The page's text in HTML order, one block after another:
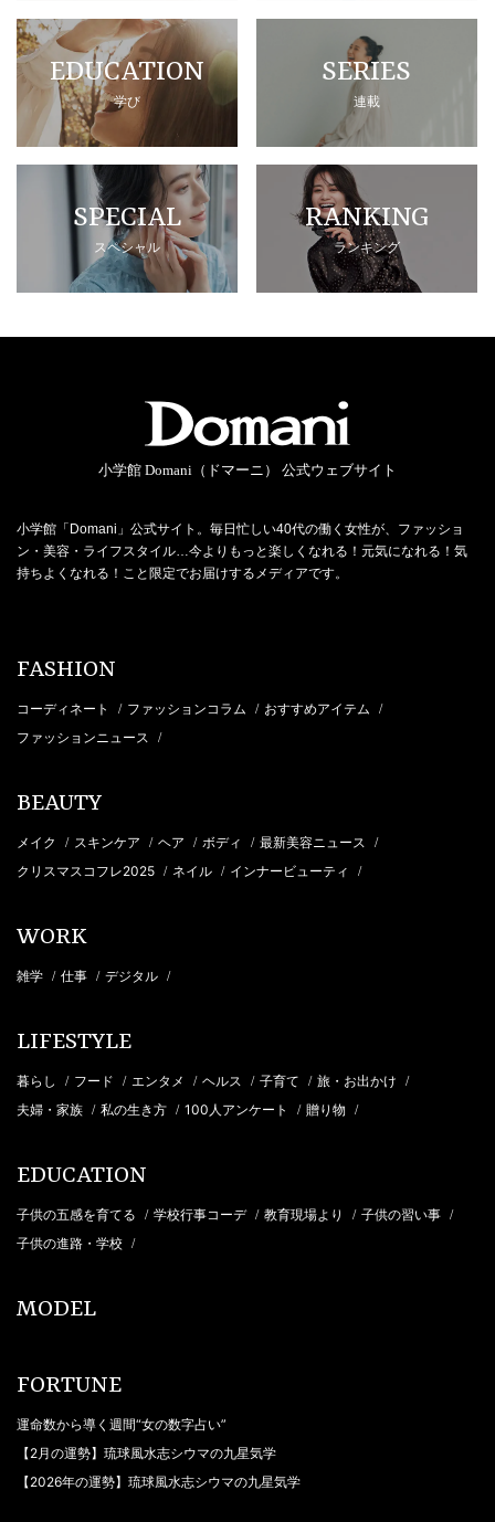
EDUCATION
学び
SERIES
連載
SPECIAL
スペシャル
RANKING
ランキング
小学館 Domani（ドマーニ） 公式ウェブサイト
小学館「Domani」公式サイト。毎日忙しい40代の働く女性が、ファッショ
ン・美容・ライフスタイル…今よりもっと楽しくなれる！元気になれる！気
持ちよくなれる！こと限定でお届けするメディアです。
FASHION
コーディネート / ファッションコラム / おすすめアイテム /
ファッションニュース /
BEAUTY
メイク / スキンケア / ヘア / ボディ / 最新美容ニュース /
クリスマスコフレ2025 / ネイル / インナービューティ /
WORK
雑学 / 仕事 / デジタル /
LIFESTYLE
暮らし / フード / エンタメ / ヘルス / 子育て / 旅・お出かけ /
夫婦・家族 / 私の生き方 / 100人アンケート / 贈り物 /
EDUCATION
子供の五感を育てる / 学校行事コーデ / 教育現場より / 子供の習い事 /
子供の進路・学校 /
MODEL
FORTUNE
運命数から導く週間“女の数字占い”
【2月の運勢】琉球風水志シウマの九星気学
【2026年の運勢】琉球風水志シウマの九星気学